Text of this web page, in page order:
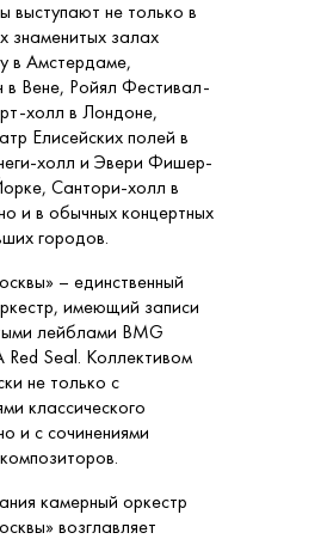
выступают не только в
знаменитых залах
в Амстердаме,
в Вене, Ройял Фестивал-
холл в Лондоне,
Елисейских полей в
холл и Эвери Фишер-
Сантори-холл в
и в обычных концертных
городов.
– единственный
имеющий записи
лейблами BMG
Red Seal. Коллективом
не только с
классического
и с сочинениями
камерный оркестр
возглавляет